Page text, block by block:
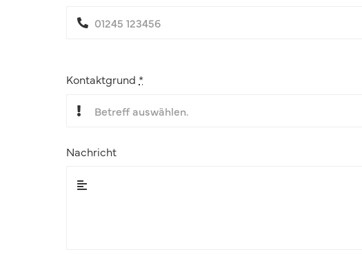
Kontaktgrund *
Nachricht